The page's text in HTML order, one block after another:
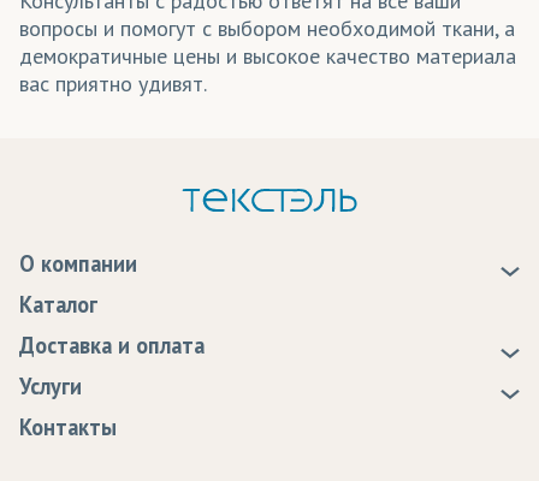
Шапки
Шарфы
вопросы и помогут с выбором необходимой ткани, а
демократичные цены и высокое качество материала
вас приятно удивят.
О компании
Статьи
Программа лояльности
Сертификаты качества
Каталог
Доставка и оплата
Доставка
Оплата
Возврат
Услуги
Образцы
Контакты